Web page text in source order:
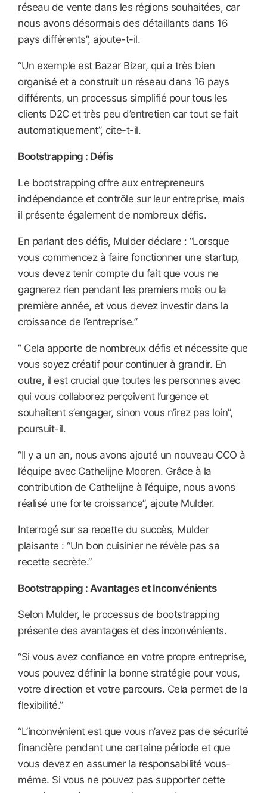
réseau de vente dans les régions souhaitées, car
nous avons désormais des détaillants dans 16
pays différents”, ajoute-t-il.
“Un exemple est Bazar Bizar, qui a très bien
organisé et a construit un réseau dans 16 pays
différents, un processus simplifié pour tous les
clients D2C et très peu d’entretien car tout se fait
automatiquement”, cite-t-il.
Bootstrapping : Défis
Le bootstrapping offre aux entrepreneurs
indépendance et contrôle sur leur entreprise, mais
il présente également de nombreux défis.
En parlant des défis, Mulder déclare : “Lorsque
vous commencez à faire fonctionner une startup,
vous devez tenir compte du fait que vous ne
gagnerez rien pendant les premiers mois ou la
première année, et vous devez investir dans la
croissance de l’entreprise.”
” Cela apporte de nombreux défis et nécessite que
vous soyez créatif pour continuer à grandir. En
outre, il est crucial que toutes les personnes avec
qui vous collaborez perçoivent l’urgence et
souhaitent s’engager, sinon vous n’irez pas loin”,
poursuit-il.
“Il y a un an, nous avons ajouté un nouveau CCO à
l’équipe avec Cathelijne Mooren. Grâce à la
contribution de Cathelijne à l’équipe, nous avons
réalisé une forte croissance”, ajoute Mulder.
Interrogé sur sa recette du succès, Mulder
plaisante : “Un bon cuisinier ne révèle pas sa
recette secrète.”
Bootstrapping : Avantages et Inconvénients
Selon Mulder, le processus de bootstrapping
présente des avantages et des inconvénients.
“Si vous avez confiance en votre propre entreprise,
vous pouvez définir la bonne stratégie pour vous,
votre direction et votre parcours. Cela permet de la
flexibilité.”
“L’inconvénient est que vous n’avez pas de sécurité
financière pendant une certaine période et que
vous devez en assumer la responsabilité vous-
même. Si vous ne pouvez pas supporter cette